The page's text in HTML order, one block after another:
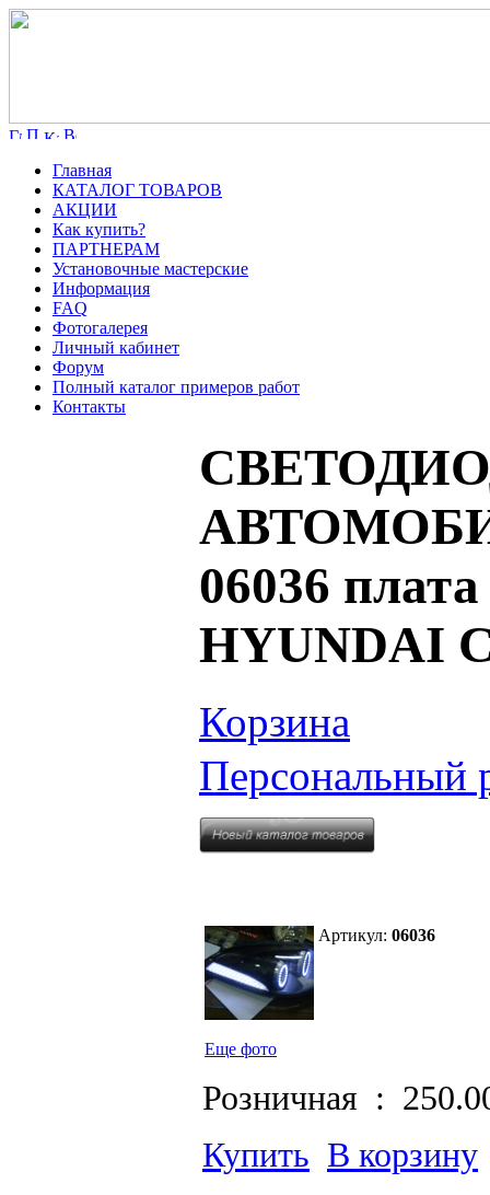
Главная
КАТАЛОГ ТОВАРОВ
АКЦИИ
Как купить?
ПАРТНЕРАМ
Установочные мастерские
Информация
FAQ
Фотогалерея
Личный кабинет
Форум
Полный каталог примеров работ
Контакты
06036
HYUNDAI
Корзина
Персональный
Еще фото
Артикул: 06036
Розничная :
Купить В корзину